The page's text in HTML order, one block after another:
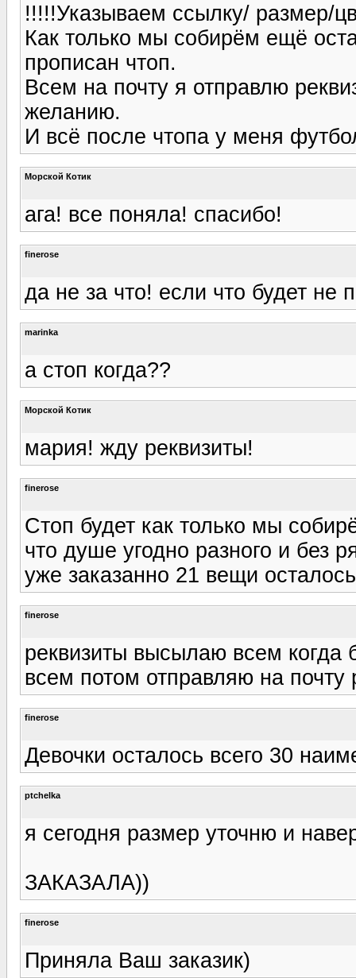
!!!!!Указываем ссылку/ размер/
Как только мы собирём ещё
прописан чтоп.
Всем на почту я отправлю
желанию.
И всё после чтопа у меня
Морской Котик
ага! все поняла! спасибо!
finerose
да не за что! если что будет не
marinka
а стоп когда??
Морской Котик
мария! жду реквизиты!
finerose
Стоп будет как только мы
что душе угодно разного и без
уже заказанно 21 вещи
finerose
реквизиты высылаю всем когда
всем потом отправляю на почту
finerose
Девочки осталось всего 30
ptchelka
я сегодня размер уточню и
ЗАКАЗАЛА))
finerose
Приняла Ваш заказик)